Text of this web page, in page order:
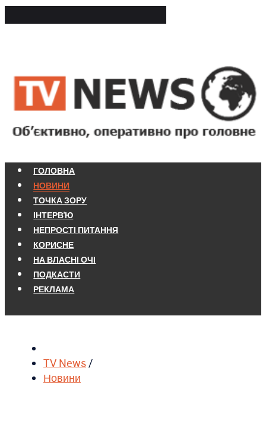
ГОЛОВНА
НОВИНИ
ТОЧКА ЗОРУ
ІНТЕРВ'Ю
НЕПРОСТІ ПИТАННЯ
КОРИСНЕ
НА ВЛАСНІ ОЧІ
ПОДКАСТИ
РЕКЛАМА
TV News/
Новини